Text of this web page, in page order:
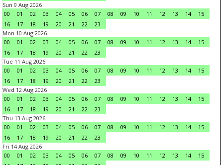
Sun 9 Aug 2026
00
01 02 03 04 05 06 07 08 09 10 11 12 13 14
15
16
17 18 19 20 21 22
23
Mon 10 Aug 2026
00
01 02 03 04 05 06 07 08 09 10 11 12 13 14
15
16
17 18 19 20 21 22
23
Tue 11 Aug 2026
00
01 02 03 04 05 06 07 08 09 10 11 12 13 14
15
16
17 18 19 20 21 22
23
Wed 12 Aug 2026
00
01 02 03 04 05 06 07 08 09 10 11 12 13 14
15
16
17 18 19 20 21 22
23
Thu 13 Aug 2026
00
01 02 03 04 05 06 07 08 09 10 11 12 13 14
15
16
17 18 19 20 21 22
23
Fri 14 Aug 2026
00
01 02 03 04 05 06 07 08 09 10 11 12 13 14
15